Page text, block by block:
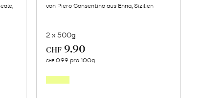
von Piero Consentino aus Enna, Sizilien
2 x 500g
CHF 9.90
CHF 0.99 pro 100g